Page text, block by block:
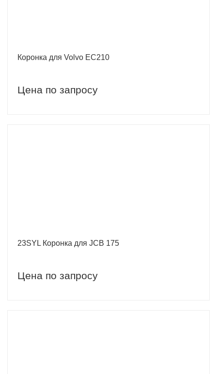
Коронка для Volvo EC210
Цена по запросу
23SYL Коронка для JCB 175
Цена по запросу